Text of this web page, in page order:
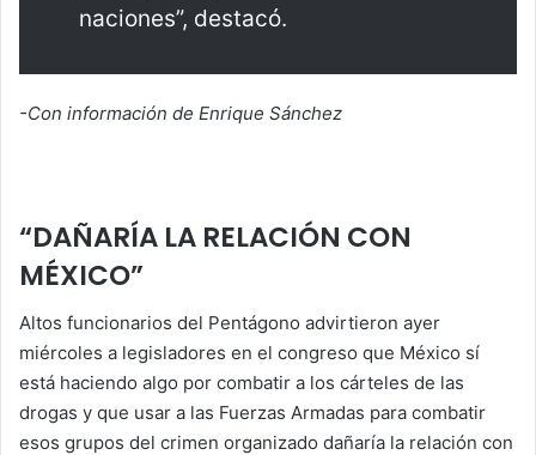
naciones”, destacó.
-Con información de Enrique Sánchez
“DAÑARÍA LA RELACIÓN CON
MÉXICO”
Altos funcionarios del Pentágono advirtieron ayer
miércoles a legisladores en el congreso que México sí
está haciendo algo por combatir a los cárteles de las
drogas y que usar a las Fuerzas Armadas para combatir
esos grupos del crimen organizado dañaría la relación con